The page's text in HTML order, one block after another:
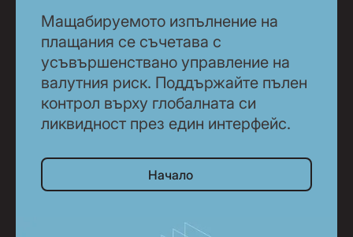
Мащабируемото изпълнение на
плащания се съчетава с
усъвършенствано управление на
валутния риск. Поддържайте пълен
контрол върху глобалната си
ликвидност през един интерфейс.
Начало
Начало